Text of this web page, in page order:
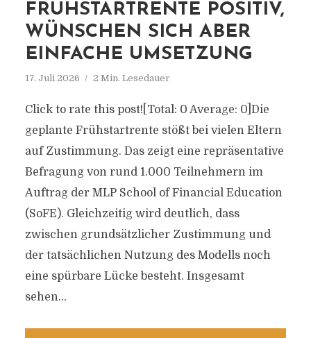
FRÜHSTARTRENTE POSITIV,
WÜNSCHEN SICH ABER
EINFACHE UMSETZUNG
17. Juli 2026 2 Min. Lesedauer
Click to rate this post![Total: 0 Average: 0]Die
geplante Frühstartrente stößt bei vielen Eltern
auf Zustimmung. Das zeigt eine repräsentative
Befragung von rund 1.000 Teilnehmern im
Auftrag der MLP School of Financial Education
(SoFE). Gleichzeitig wird deutlich, dass
zwischen grundsätzlicher Zustimmung und
der tatsächlichen Nutzung des Modells noch
eine spürbare Lücke besteht. Insgesamt
sehen...